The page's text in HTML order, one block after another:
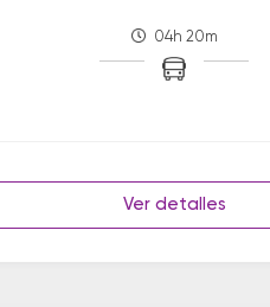
04h 20m
Ver detalles